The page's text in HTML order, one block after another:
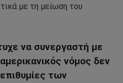
με τη μείωση του
να συνεργαστή με
νόμος δεν
των